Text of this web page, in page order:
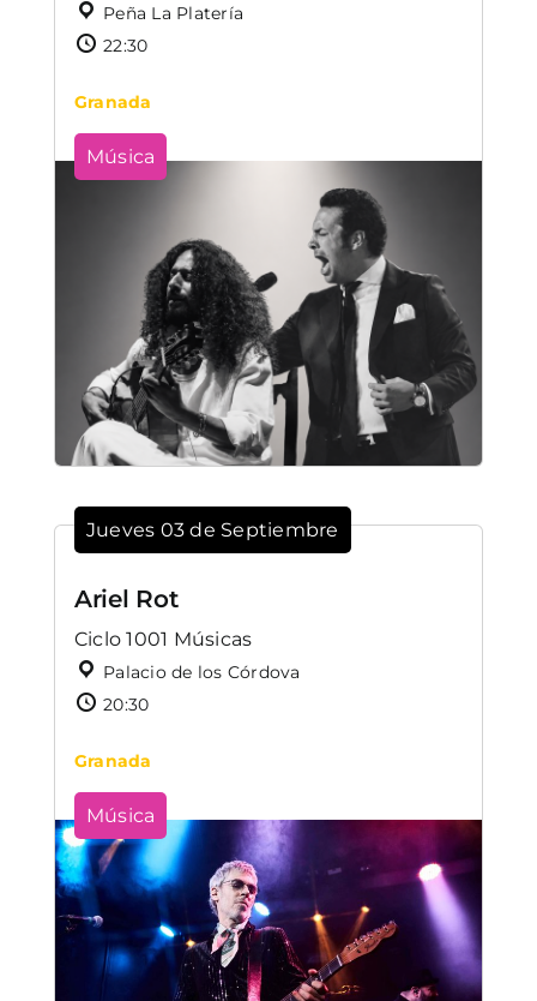
Peña La Platería
22:30
Granada
Música
Jueves 03 de Septiembre
Ariel Rot
Ciclo 1001 Músicas
Palacio de los Córdova
20:30
Granada
Música